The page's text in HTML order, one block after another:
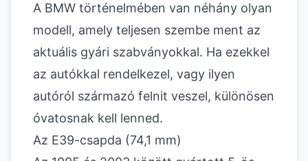
A BMW történelmében van néhány olyan
modell, amely teljesen szembe ment az
aktuális gyári szabványokkal. Ha ezekkel
az autókkal rendelkezel, vagy ilyen
autóról származó felnit veszel, különösen
óvatosnak kell lenned.
Az E39-csapda (74,1 mm)